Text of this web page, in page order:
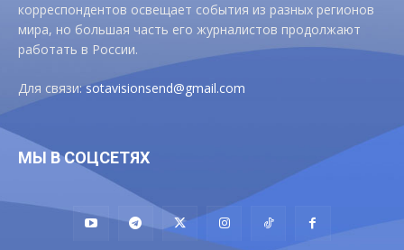
корреспондентов освещает события из разных регионов
мира, но большая часть его журналистов продолжают
работать в России.
Для связи:sotavisionsend@gmail.com
МЫ В СОЦСЕТЯХ